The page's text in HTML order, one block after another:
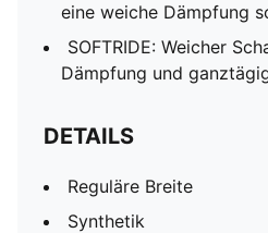
eine weiche Dämpfung
SOFTRIDE: Weicher
Dämpfung und
DETAILS
Reguläre Breite
Synthetik